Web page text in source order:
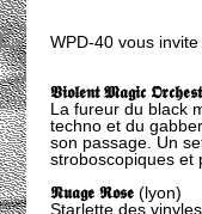
WPD-40 vous
𝖁𝖎𝖔𝖑𝖊𝖓𝖙 𝕸𝖆𝖌𝖎𝖈
La fureur du black
techno et du
son passage. Un
stroboscopiques et
𝕹𝖚𝖆𝖌𝖊 𝕽𝖔𝖘𝖊(lyon)
Starlette des